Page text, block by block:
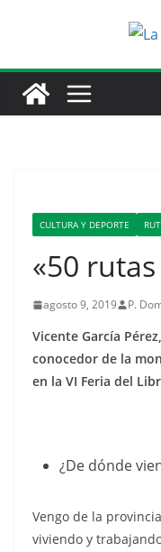
CULTURA Y DEPORTE
«50
agosto 9, 2019 P.
Vicente García
conocedor de la
en la VI Feria del
¿De dónde
Vengo de la
viviendo y